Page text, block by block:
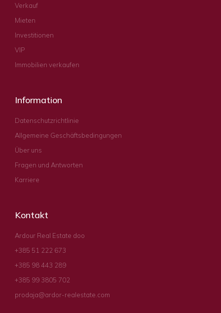
Verkauf
Mieten
Investitionen
VIP
Immobilien verkaufen
Information
Datenschutzrichtlinie
Allgemeine Geschäftsbedingungen
Über uns
Fragen und Antworten
Karriere
Kontakt
Ardour Real Estate doo
+385 51 222 673
+385 98 443 289
+385 99 3805 702
prodaja@ardor-realestate.com